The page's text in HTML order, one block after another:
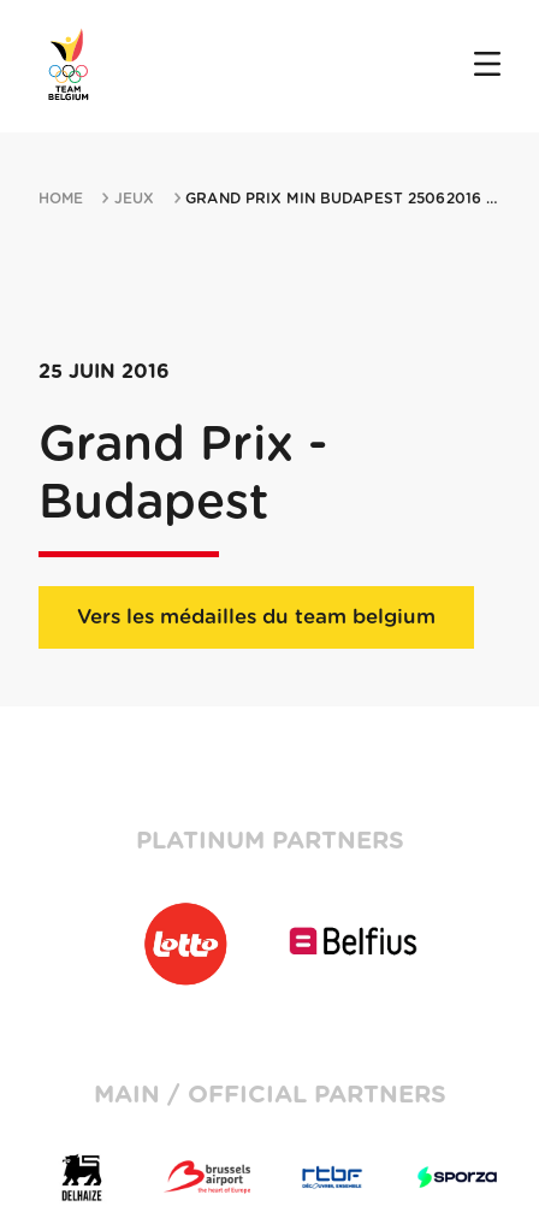
HOME JEUX GRAND PRIX MIN BUDAPEST 25062016 BUDAPEST
25 JUIN 2016
Grand Prix -
Budapest
Vers les médailles du team belgium
PLATINUM PARTNERS
MAIN / OFFICIAL PARTNERS